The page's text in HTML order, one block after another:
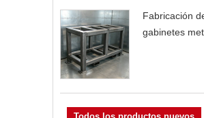
Fabricación
gabinetes